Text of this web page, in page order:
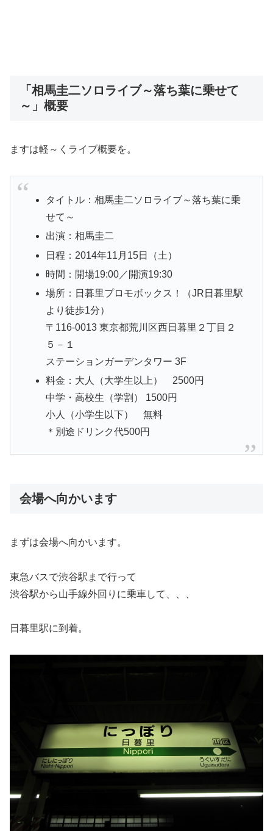
「相馬圭二ソロライブ～落ち葉に乗せて
～」概要
ますは軽～くライブ概要を。
タイトル：相馬圭二ソロライブ～落ち葉に乗
せて～
出演：相馬圭二
日程：2014年11月15日（土）
時間：開場19:00／開演19:30
場所：日暮里プロモボックス！（JR日暮里駅
より徒歩1分）
〒116-0013 東京都荒川区西日暮里２丁目２
５－１
ステーションガーデンタワー 3F
料金：大人（大学生以上） 2500円
中学・高校生（学割） 1500円
小人（小学生以下） 無料
＊別途ドリンク代500円
会場へ向かいます
まずは会場へ向かいます。
東急バスで渋谷駅まで行って
渋谷駅から山手線外回りに乗車して、、、
日暮里駅に到着。